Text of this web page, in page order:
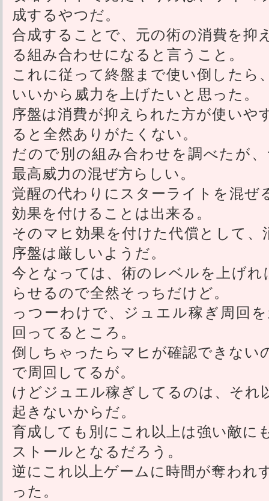
成するやつだ。
合成することで、元の術の消費を抑
る組み合わせになると言うこと。
これに従って終盤まで使い倒したら
いいから威力を上げたいと思った。
序盤は消費が抑えられた方が使いや
ると全然ありがたくない。
だので別の組み合わせを調べたが
最高威力の混ぜ方らしい。
覚醒の代わりにスターライトを混ぜ
効果を付けることは出来る。
そのマヒ効果を付けた代償として
序盤は厳しいようだ。
今となっては、術のレベルを上げ
らせるので全然そっちだけど。
っつーわけで、ジュエル稼ぎ周回
回ってるところ。
倒しちゃったらマヒが確認できない
で周回してるが。
けどジュエル稼ぎしてるのは、それ
起きないからだ。
育成しても別にこれ以上は強い敵に
ストールとなるだろう。
逆にこれ以上ゲームに時間が奪われ
った。